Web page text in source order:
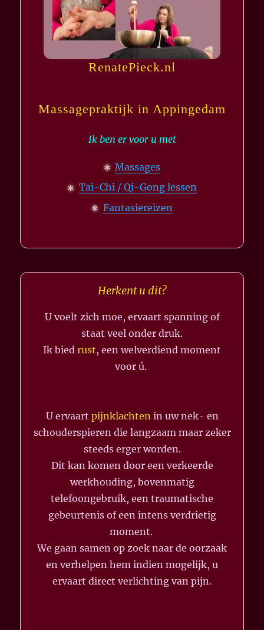
RenatePieck.nl
Massagepraktijk in Appingedam
Ik ben er voor u met
Massages
Tai-Chi / Qi-Gong lessen
Fantasiereizen
Herkent u dit?
U voelt zich moe, ervaart spanning of
staat veel onder druk.
Ik bied rust, een welverdiend moment
voor ú.
U ervaart pijnklachtenin uw nek- en
schouderspieren die langzaam maar zeker
steeds erger worden.
Dit kan komen door een verkeerde
werkhouding, bovenmatig
telefoongebruik, een traumatische
gebeurtenis of een intens verdrietig
moment.
We gaan samen op zoek naar de oorzaak
en verhelpen hem indien mogelijk, u
ervaart direct verlichting van pijn.